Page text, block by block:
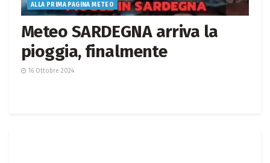
ALLA PRIMA PAGINA METEO
Meteo SARDEGNA arriva la
pioggia, finalmente
16 Ottobre 2024